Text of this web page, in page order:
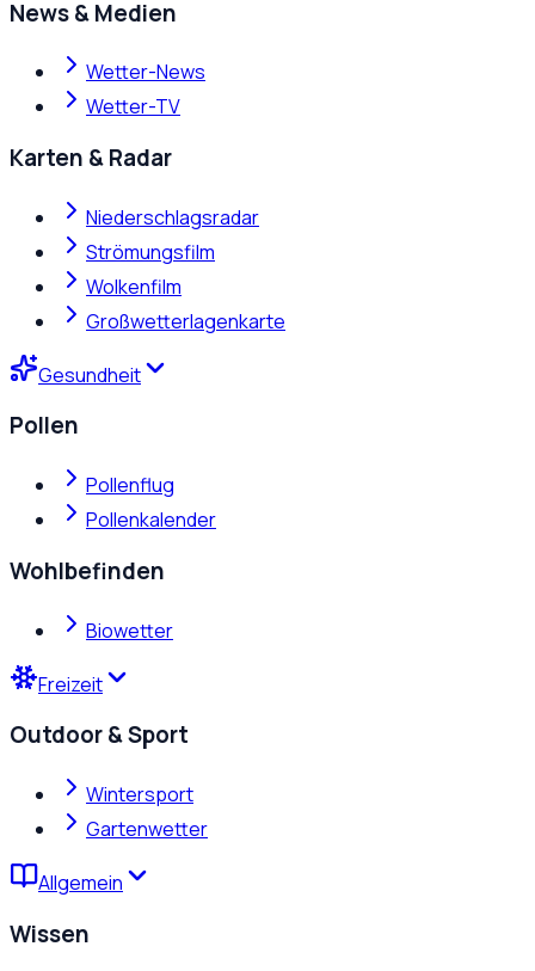
News & Medien
Wetter-News
Wetter-TV
Karten & Radar
Niederschlagsradar
Strömungsfilm
Wolkenfilm
Großwetterlagenkarte
Gesundheit
Pollen
Pollenflug
Pollenkalender
Wohlbefinden
Biowetter
Freizeit
Outdoor & Sport
Wintersport
Gartenwetter
Allgemein
Wissen